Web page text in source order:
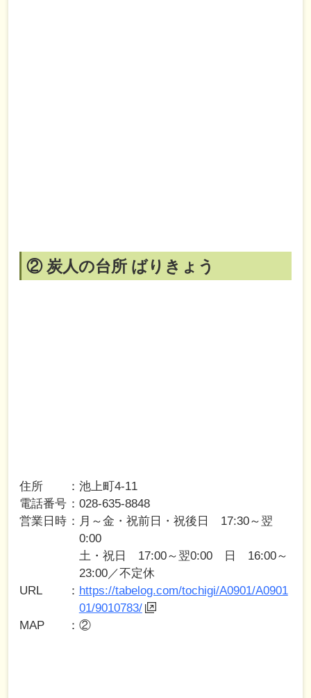
② 炭人の台所 ばりきょう
住所
池上町4-11
電話番号
028-635-8848
営業日時
月～金・祝前日・祝後日 17:30～翌
0:00
土・祝日 17:00～翌0:00 日 16:00～
23:00／不定休
URL
https://tabelog.com/tochigi/A0901/A0901
01/9010783/
MAP
②